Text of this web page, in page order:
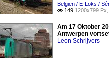
Belgien / E-Loks /
 149 1200x799
Am 17 Oktober
Antwerpen
Leon Schrijvers